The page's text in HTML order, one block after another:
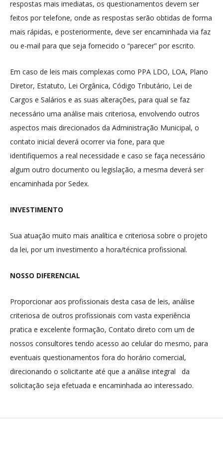
respostas mais imediatas, os questionamentos devem ser
feitos por telefone, onde as respostas serão obtidas de forma
mais rápidas, e posteriormente, deve ser encaminhada via faz
ou e-mail para que seja fornecido o “parecer” por escrito.
Em caso de leis mais complexas como PPA LDO, LOA, Plano
Diretor, Estatuto, Lei Orgânica, Código Tributário, Lei de
Cargos e Salários e as suas alterações, para qual se faz
necessário uma análise mais criteriosa, envolvendo outros
aspectos mais direcionados da Administração Municipal, o
contato inicial deverá ocorrer via fone, para que
identifiquemos a real necessidade e caso se faça necessário
algum outro documento ou legislação, a mesma deverá ser
encaminhada por Sedex.
INVESTIMENTO
Sua atuação muito mais analítica e criteriosa sobre o projeto
da lei, por um investimento a hora/técnica profissional.
NOSSO DIFERENCIAL
Proporcionar aos profissionais desta casa de leis, análise
criteriosa de outros profissionais com vasta experiência
pratica e excelente formação, Contato direto com um de
nossos consultores tendo acesso ao celular do mesmo, para
eventuais questionamentos fora do horário comercial,
direcionando o solicitante até que a análise integral da
solicitação seja efetuada e encaminhada ao interessado.